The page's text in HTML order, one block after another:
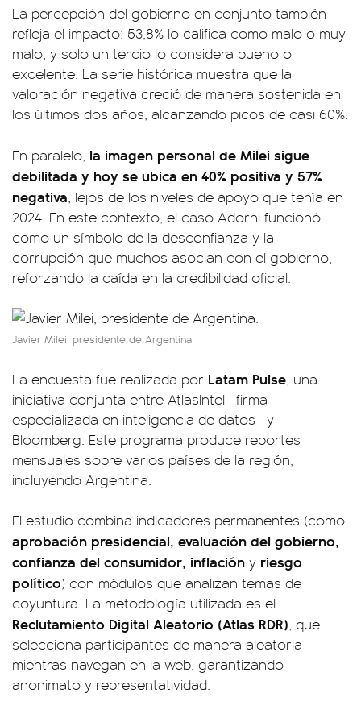
La percepción del gobierno en conjunto también
refleja el impacto: 53,8% lo califica como malo o muy
malo, y solo un tercio lo considera bueno o
excelente. La serie histórica muestra que la
valoración negativa creció de manera sostenida en
los últimos dos años, alcanzando picos de casi 60%.
En paralelo, la imagen personal de Milei sigue
debilitada y hoy se ubica en 40% positiva y 57%
negativa, lejos de los niveles de apoyo que tenía en
2024. En este contexto, el caso Adorni funcionó
como un símbolo de la desconfianza y la
corrupción que muchos asocian con el gobierno,
reforzando la caída en la credibilidad oficial.
Javier Milei, presidente de Argentina.
La encuesta fue realizada por Latam Pulse, una
iniciativa conjunta entre AtlasIntel —firma
especializada en inteligencia de datos— y
Bloomberg. Este programa produce reportes
mensuales sobre varios países de la región,
incluyendo Argentina.
El estudio combina indicadores permanentes (como
aprobación presidencial, evaluación del gobierno,
confianza del consumidor, inflación y riesgo
político) con módulos que analizan temas de
coyuntura. La metodología utilizada es el
Reclutamiento Digital Aleatorio (Atlas RDR), que
selecciona participantes de manera aleatoria
mientras navegan en la web, garantizando
anonimato y representatividad.